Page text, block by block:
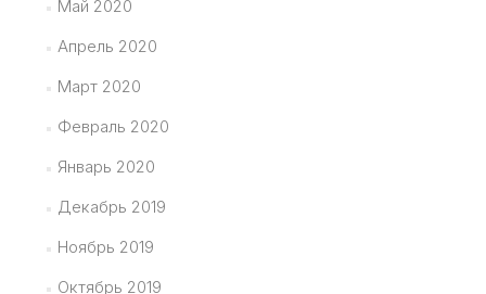
Май 2020
Апрель 2020
Март 2020
Февраль 2020
Январь 2020
Декабрь 2019
Ноябрь 2019
Октябрь 2019